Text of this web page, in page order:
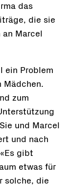
das
die sie
Marcel
ein Problem
Mädchen.
zum
und Marcel
und nach
gibt
etwas für
solche, die